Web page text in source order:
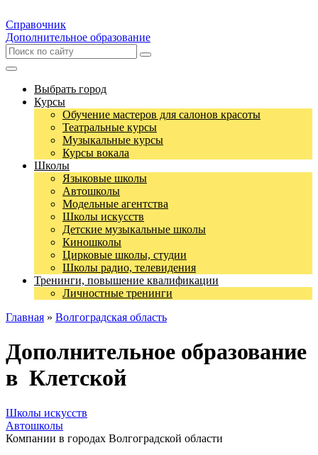
Справочник
Дополнительное образование
Выбрать город
Курсы
Обучение мастеров для салонов красоты
Театральные курсы
Музыкальные курсы
Курсы вокала
Школы
Языковые школы
Автошколы
Модельные агентства
Школы искусств
Детские музыкальные школы
Киношколы
Цирковые школы, студии
Школы радио, телевидения
Тренинги, повышение квалификации
Личностные тренинги
Главная » Волгоградская область
Дополнительное образование
в Клетской
Школы искусств
Автошколы
Компании в городах Волгоградской области